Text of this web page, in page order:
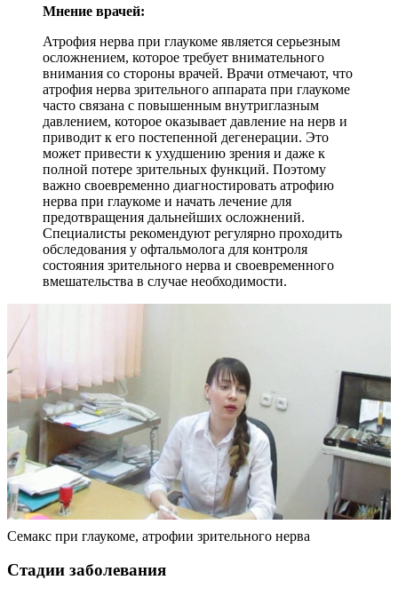
Мнение врачей:
Атрофия нерва при глаукоме является серьезным
осложнением, которое требует внимательного
внимания со стороны врачей. Врачи отмечают, что
атрофия нерва зрительного аппарата при глаукоме
часто связана с повышенным внутриглазным
давлением, которое оказывает давление на нерв и
приводит к его постепенной дегенерации. Это
может привести к ухудшению зрения и даже к
полной потере зрительных функций. Поэтому
важно своевременно диагностировать атрофию
нерва при глаукоме и начать лечение для
предотвращения дальнейших осложнений.
Специалисты рекомендуют регулярно проходить
обследования у офтальмолога для контроля
состояния зрительного нерва и своевременного
вмешательства в случае необходимости.
Семакс при глаукоме, атрофии зрительного нерва
Стадии заболевания